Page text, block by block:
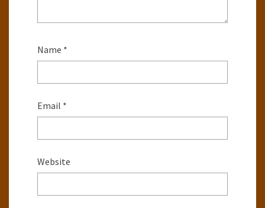
Name *
Email *
Website